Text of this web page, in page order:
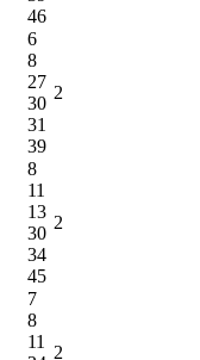
46
6
8
27
30
31
39
2
8
11
13
30
34
45
2
7
8
11
2